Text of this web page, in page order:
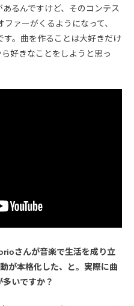
るんですけど、そのコンテス
ァーがくるようになって、
す。曲を作ることは大好きだけ
好きなことをしようと思っ
さんが音楽で生活を成り立
が本格化した、と。実際に曲
いですか？